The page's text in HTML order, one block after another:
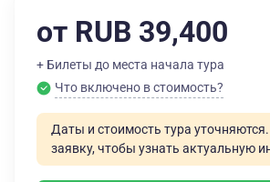
от RUB 39,400
+ Билеты до места начала тура
Что включено в стоимость?
Даты и стоимость тура
заявку, чтобы узнать актуальную